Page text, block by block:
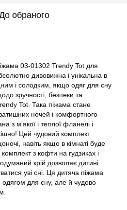
обраного
03-01302 Trendy Tot для
дивовижна і унікальна в
і солодким, якщо одяг для сну
зручності, безпеки та
Tot. Така піжама стане
ночей і комфортного
з м'якої і теплої фланелі і
Цей чудовий комплект
навіть якщо в кімнаті буде
з кофти на гудзиках і
крій дозволяє дитині
уві сні. Ця дитяча піжама
одягом для сну, але й чудово